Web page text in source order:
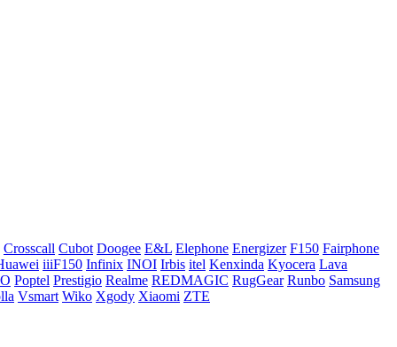
Crosscall Cubot Doogee E&L Elephone Energizer F150 Fairphone
iiiF150 Infinix INOI Irbis itel Kenxinda Kyocera Lava
Poptel Prestigio Realme REDMAGIC RugGear Runbo Samsung
Vsmart Wiko Xgody Xiaomi ZTE